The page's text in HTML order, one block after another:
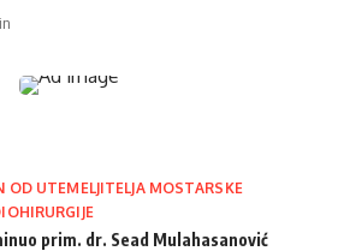
OD UTEMELJITELJA MOSTARSKE
prim. dr. Sead Mulahasanović